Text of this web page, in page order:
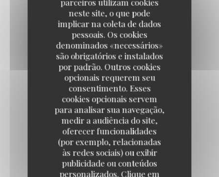
parceiros utilizam cookies
neste site, o que pode
implicar na coleta de dados
pessoais. Os cookies
denominados «necessários»
são obrigatórios e instalados
por padrão. Outros cookies
opcionais requerem seu
consentimento. Esses
cookies opcionais servem
para analisar sua navegação,
medir a audiência do site,
oferecer funcionalidades
(por exemplo, relacionadas
às redes sociais) ou exibir
publicidade ou conteúdos
personalizados. Clique em
CASSOULET LIPP
26,50 EUR
AÏOLI DE CABILLAUD
Œuf plein air, bulots, légumes d'été
29,50 EUR
Les plats du jour du vendredi
RAIE AU BEURRE NOISETTE, CÂPRES